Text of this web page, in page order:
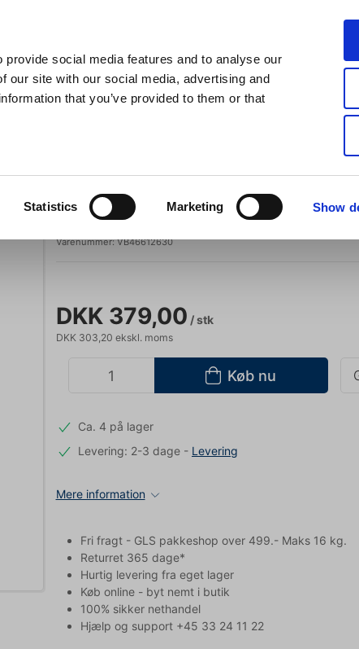
social media features and to analyse our
our site with our social media, advertising and
that you’ve provided to them or that
Statistics Marketing Show
Søg
Villeroy & Boch
Septfontaines Tallerken
Varenummer:VB46612630
DKK 379,00 / stk
DKK 303,20 ekskl. moms
Køb nu
Ca. 4 på lager
Levering: 2-3 dage - Levering
Mere information
Fri fragt - GLS pakkeshop over 499.- Maks 16 kg.
Returret 365 dage*
Hurtig levering fra eget lager
Køb online - byt nemt i butik
100% sikker nethandel
Hjælp og support +45 33 24 11 22